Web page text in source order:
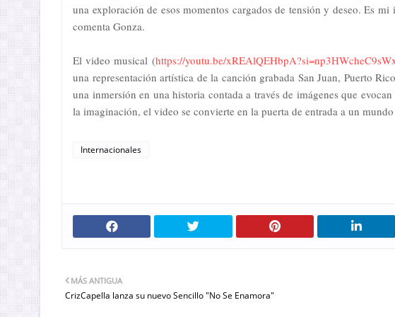
una exploración de esos momentos cargados de tensión y deseo. Es
comenta Gonza.
El video musical (https://youtu.be/
una representación artística de la canción grabada San Juan, Puerto
una inmersión en una historia contada a través de imágenes que
la imaginación, el video se convierte en la puerta de entrada a un
Internacionales
MÁS ANTIGUA
CrizCapella lanza su nuevo Sencillo "No Se Enamora"